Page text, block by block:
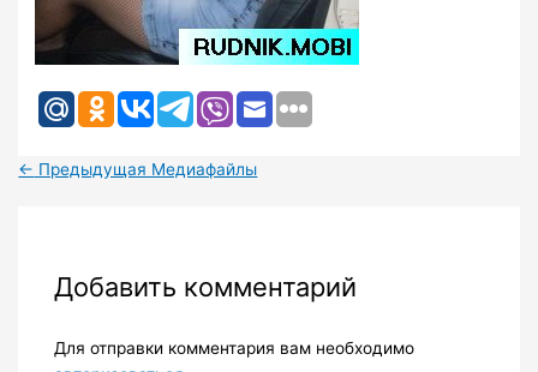
← Предыдущая Медиафайлы
Добавить комментарий
Для отправки комментария вам необходимо